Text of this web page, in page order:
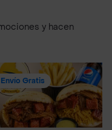
y hacen
Envío Gratis